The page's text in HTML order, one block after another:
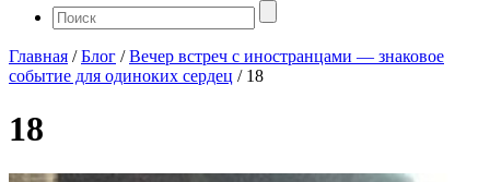
Главная /Блог /Вечер встреч с иностранцами — знаковое
событие для одиноких сердец / 18
18